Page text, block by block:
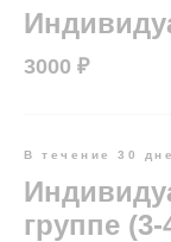
3000 ₽
В течение 30
группе (3-